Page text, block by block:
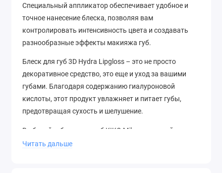
Специальный аппликатор обеспечивает удобное и
точное нанесение блеска, позволяя вам
контролировать интенсивность цвета и создавать
разнообразные эффекты макияжа губ.
Блеск для губ 3D Hydra Lipgloss – это не просто
декоративное средство, это еще и уход за вашими
губами. Благодаря содержанию гиалуроновой
кислоты, этот продукт увлажняет и питает губы,
предотвращая сухость и шелушение.
Выбирайте блеск для губ KIKO Milano и создайте
неповторимый образ, который будет привлекать
Читать дальше